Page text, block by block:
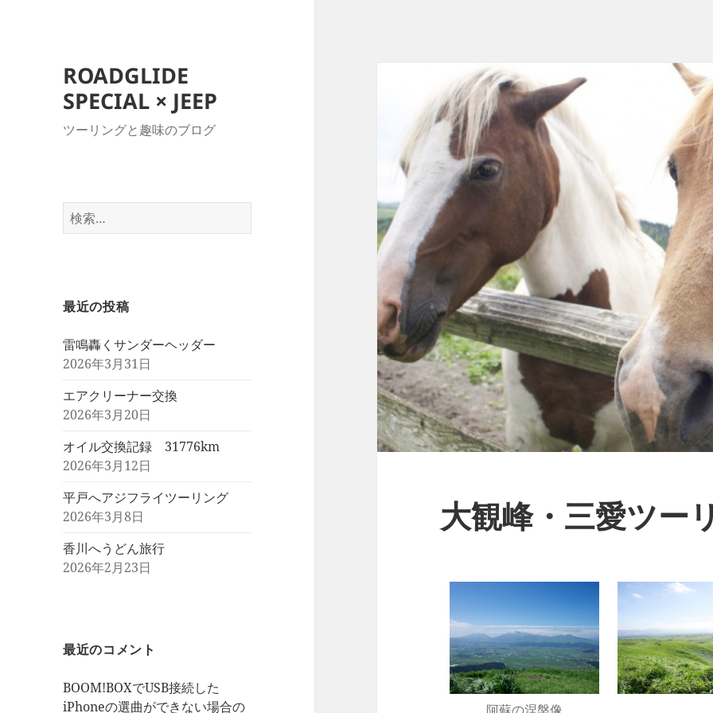
ROADGLIDE
SPECIAL × JEEP
ツーリングと趣味のブログ
検
索:
最近の投稿
雷鳴轟くサンダーヘッダー
2026年3月31日
エアクリーナー交換
2026年3月20日
オイル交換記録 31776km
2026年3月12日
平戸へアジフライツーリング
2026年3月8日
香川へうどん旅行
2026年2月23日
最近のコメント
BOOM!BOXでUSB接続した
iPhoneの選曲ができない場合の
大観峰・三愛ツー